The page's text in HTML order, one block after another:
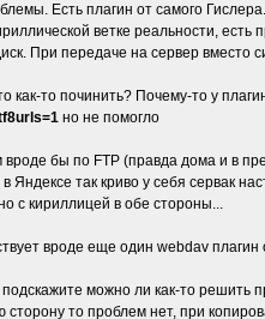
Есть плагин от самого
ветке реальности,
При передаче на сервер вместо
как-то починить? Почему-то у
но не помогло
вроде бы по FTP (правда дома и в
Яндексе так криво у себя сервак
с кириллицей в обе стороны...
вроде еще один webdav
можно ли как-то решить
сторону то проблем нет, при